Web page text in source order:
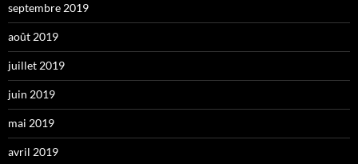
septembre 2019
août 2019
juillet 2019
juin 2019
mai 2019
avril 2019